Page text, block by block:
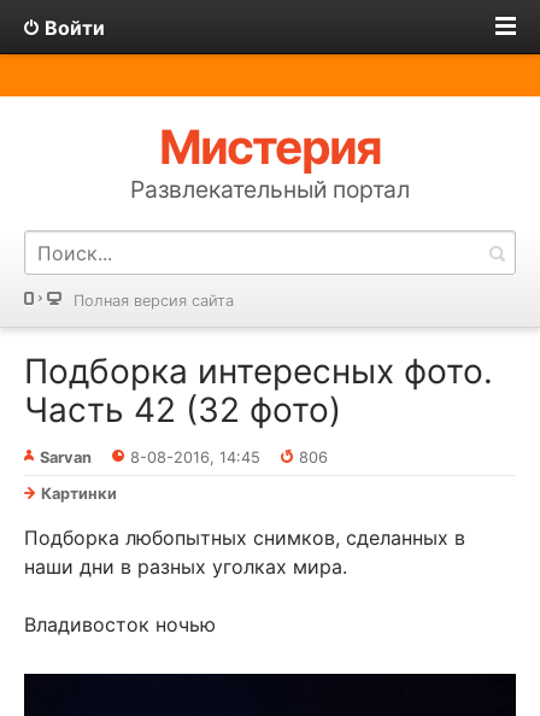
Войти
Мистерия
Развлекательный портал
Полная версия сайта
Подборка интересных фото.
Часть 42 (32 фото)
Sarvan 8-08-2016, 14:45
806
Картинки
Подборка любопытных снимков, сделанных в
наши дни в разных уголках мира.
Владивосток ночью